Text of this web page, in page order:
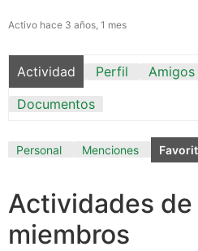
Activo hace 3 años, 1 mes
Actividad Perfil Amigos
Documentos
Personal Menciones
Actividades de
miembros